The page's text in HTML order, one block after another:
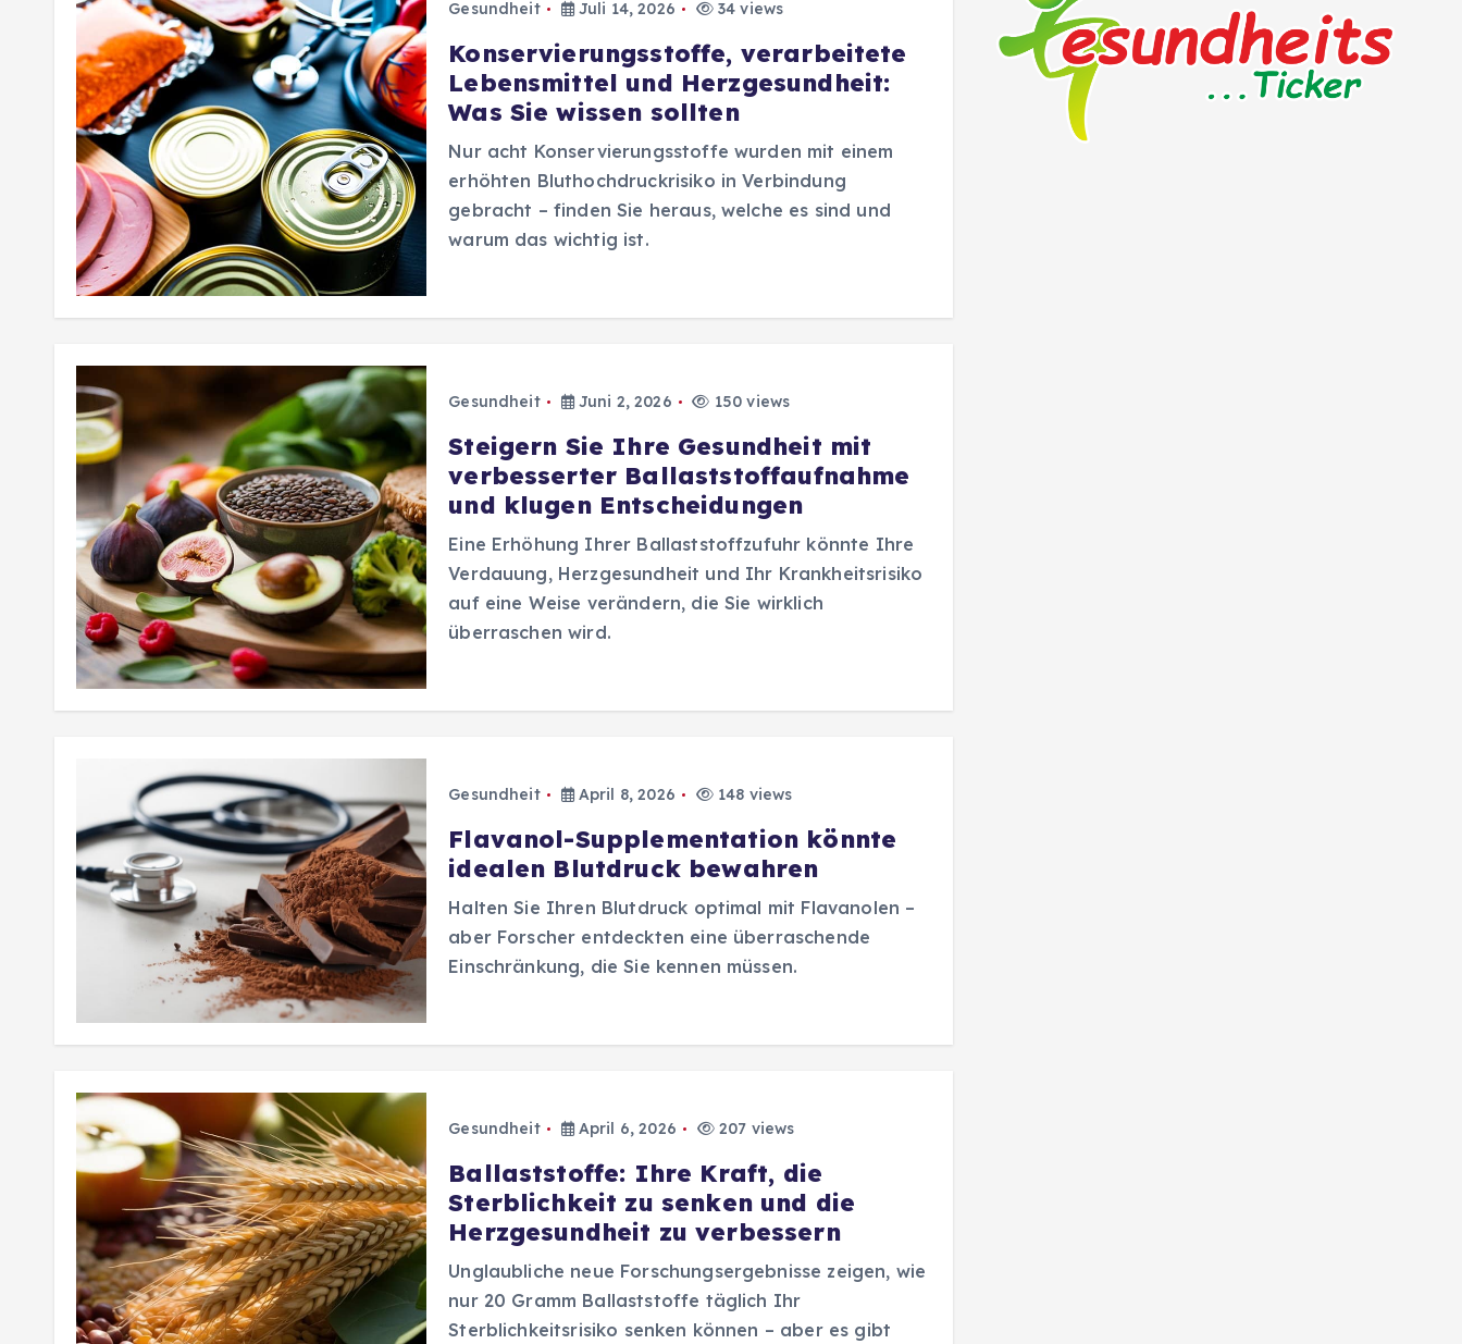
Gesundheit Juli 14, 2026 34 views
Konservierungsstoffe, verarbeitete
Lebensmittel und Herzgesundheit:
Was Sie wissen sollten
Nur acht Konservierungsstoffe wurden mit einem
erhöhten Bluthochdruckrisiko in Verbindung
gebracht – finden Sie heraus, welche es sind und
warum das wichtig ist.
Gesundheit Juni 2, 2026 150 views
Steigern Sie Ihre Gesundheit mit
verbesserter Ballaststoffaufnahme
und klugen Entscheidungen
Eine Erhöhung Ihrer Ballaststoffzufuhr könnte Ihre
Verdauung, Herzgesundheit und Ihr Krankheitsrisiko
auf eine Weise verändern, die Sie wirklich
überraschen wird.
Gesundheit April 8, 2026 148 views
Flavanol-Supplementation könnte
idealen Blutdruck bewahren
Halten Sie Ihren Blutdruck optimal mit Flavanolen –
aber Forscher entdeckten eine überraschende
Einschränkung, die Sie kennen müssen.
Gesundheit April 6, 2026 207 views
Ballaststoffe: Ihre Kraft, die
Sterblichkeit zu senken und die
Herzgesundheit zu verbessern
Unglaubliche neue Forschungsergebnisse zeigen, wie
nur 20 Gramm Ballaststoffe täglich Ihr
Sterblichkeitsrisiko senken können – aber es gibt